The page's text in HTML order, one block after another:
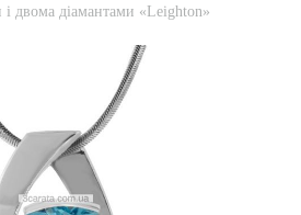
двома діамантами «Leighton»